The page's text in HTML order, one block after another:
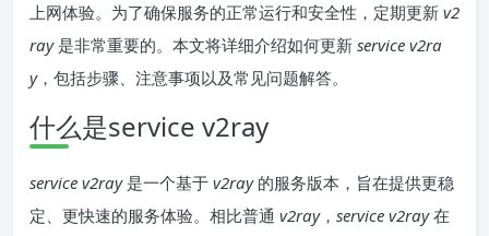
上网体验。为了确保服务的正常运行和安全性，定期更新 v2
ray是非常重要的。本文将详细介绍如何更新 service v2ra
y，包括步骤、注意事项以及常见问题解答。
什么是service v2ray
service v2ray是一个基于 v2ray的服务版本，旨在提供更稳
定、更快速的服务体验。相比普通 v2ray， service v2ray在